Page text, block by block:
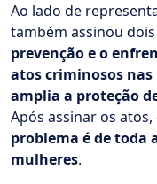
Ao lado de
também assinou
prevenção e o
atos criminosos
amplia a proteção
Após assinar os
problema é de toda
mulheres.